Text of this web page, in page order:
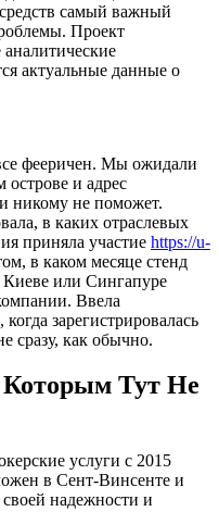
самый важный
Проект
актуальные данные о
фееричен. Мы ожидали
острове и адрес
никому не поможет.
в каких отраслевых
приняла участие https://u-
в каком месяце стенд
или Сингапуре
Ввела
зарегистрировалась
сразу, как обычно.
Тут Не
услуги с 2015
в Сент-Винсенте и
надежности и